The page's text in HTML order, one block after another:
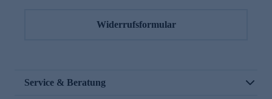
Widerrufsformular
Service & Beratung